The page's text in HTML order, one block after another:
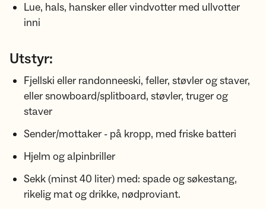
Lue, hals, hansker eller vindvotter med ullvotter
inni
Utstyr:
Fjellski eller randonneeski, feller, støvler og staver,
eller snowboard/splitboard, støvler, truger og
staver
Sender/mottaker - på kropp, med friske batteri
Hjelm og alpinbriller
Sekk (minst 40 liter) med: spade og søkestang,
rikelig mat og drikke, nødproviant.